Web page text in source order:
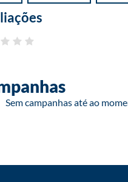
Sem campanhas até ao